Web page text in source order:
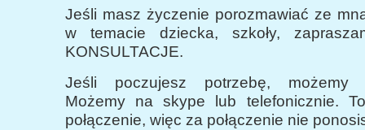
Jeśli masz życzenie porozmawiać ze
w temacie dziecka, szkoły,
KONSULTACJE.
Jeśli poczujesz potrzebę, możemy
Możemy na skype lub telefonicznie.
połączenie, więc za połączenie nie